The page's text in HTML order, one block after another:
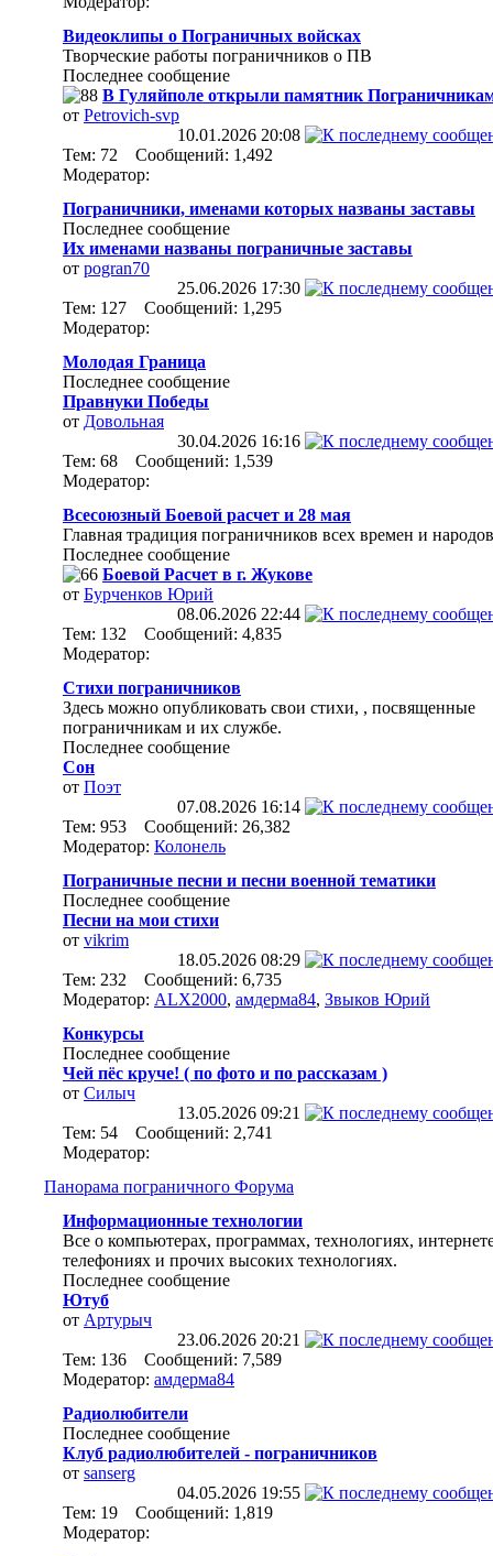
Видеоклипы о Пограничных войсках
Творческие работы пограничников о ПВ
Последнее сообщение
В Гуляйполе открыли памятник
от Petrovich-svp
10.01.2026 20:08
Тем: 72 Сообщений: 1,492
Модератор:
Пограничники, именами которых названы заставы
Последнее сообщение
Их именами названы пограничные заставы
от pogran70
25.06.2026 17:30
Тем: 127 Сообщений: 1,295
Модератор:
Молодая Граница
Последнее сообщение
Правнуки Победы
от Довольная
30.04.2026 16:16
Тем: 68 Сообщений: 1,539
Модератор:
Всесоюзный Боевой расчет и 28 мая
Главная традиция пограничников всех времен и
Последнее сообщение
Боевой Расчет в г. Жукове
от Бурченков Юрий
08.06.2026 22:44
Тем: 132 Сообщений: 4,835
Модератор:
Стихи пограничников
Здесь можно опубликовать свои стихи, , посвященные
пограничникам и их службе.
Последнее сообщение
Сон
от Поэт
07.08.2026 16:14
Тем: 953 Сообщений: 26,382
Модератор: Колонель
Пограничные песни и песни военной тематики
Последнее сообщение
Песни на мои стихи
от vikrim
18.05.2026 08:29
Тем: 232 Сообщений: 6,735
Модератор: ALX2000, амдерма84, Звыков Юрий
Конкурсы
Последнее сообщение
Чей пёс круче! ( по фото и по рассказам )
от Силыч
13.05.2026 09:21
Тем: 54 Сообщений: 2,741
Модератор:
Панорама пограничного Форума
Информационные технологии
Все о компьютерах, программах, технологиях,
телефониях и прочих высоких технологиях.
Последнее сообщение
Ютуб
от Артурыч
23.06.2026 20:21
Тем: 136 Сообщений: 7,589
Модератор: амдерма84
Радиолюбители
Последнее сообщение
Клуб радиолюбителей - пограничников
от sanserg
04.05.2026 19:55
Тем: 19 Сообщений: 1,819
Модератор: